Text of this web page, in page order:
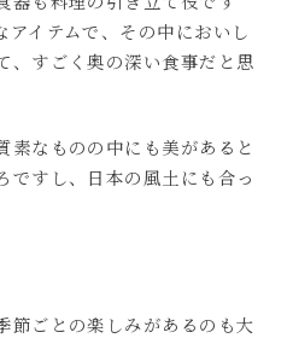
アイテムで、その中においし
、すごく奥の深い食事だと思
素なものの中にも美があると
ですし、日本の風土にも合っ
節ごとの楽しみがあるのも大